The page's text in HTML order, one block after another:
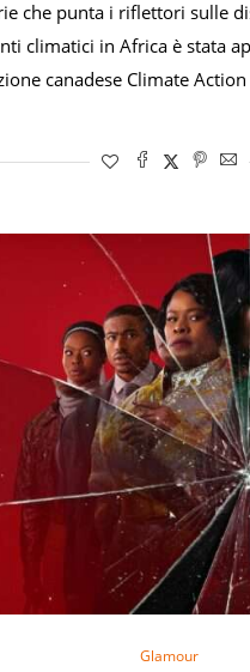
che punta i riflettori sulle
climatici in Africa è stata
canadese Climate
Glamour